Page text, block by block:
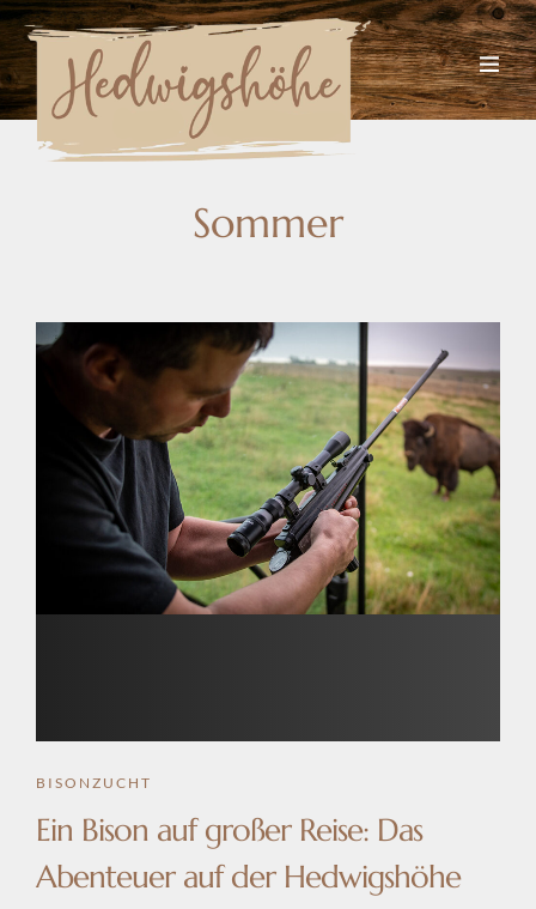
Sommer
BISONZUCHT
Ein Bison auf großer Reise: Das
Abenteuer auf der Hedwigshöhe